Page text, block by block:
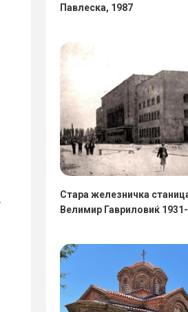
Павлеска, 1987
Стара железничка
Велимир Гавриловиќ